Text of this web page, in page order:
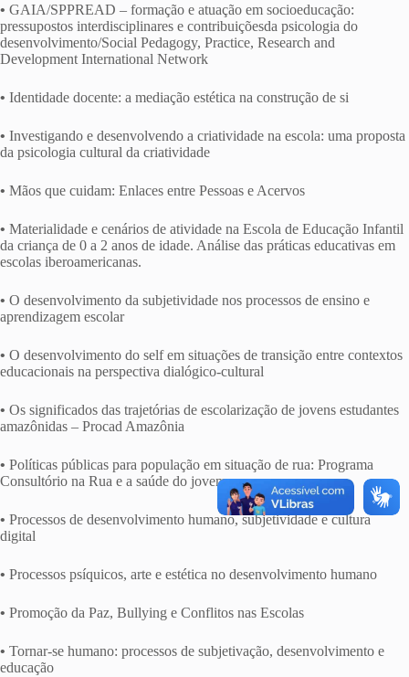
• GAIA/SPPREAD – formação e atuação em socioeducação:
pressupostos interdisciplinares e contribuiçõesda psicologia do
desenvolvimento/Social Pedagogy, Practice, Research and
Development International Network
• Identidade docente: a mediação estética na construção de si
• Investigando e desenvolvendo a criatividade na escola: uma proposta
da psicologia cultural da criatividade
• Mãos que cuidam: Enlaces entre Pessoas e Acervos
• Materialidade e cenários de atividade na Escola de Educação Infantil
da criança de 0 a 2 anos de idade. Análise das práticas educativas em
escolas iberoamericanas.
• O desenvolvimento da subjetividade nos processos de ensino e
aprendizagem escolar
• O desenvolvimento do self em situações de transição entre contextos
educacionais na perspectiva dialógico-cultural
• Os significados das trajetórias de escolarização de jovens estudantes
amazônidas – Procad Amazônia
• Políticas públicas para população em situação de rua: Programa
Consultório na Rua e a saúde do jovem
• Processos de desenvolvimento humano, subjetividade e cultura
digital
• Processos psíquicos, arte e estética no desenvolvimento humano
• Promoção da Paz, Bullying e Conflitos nas Escolas
• Tornar-se humano: processos de subjetivação, desenvolvimento e
educação